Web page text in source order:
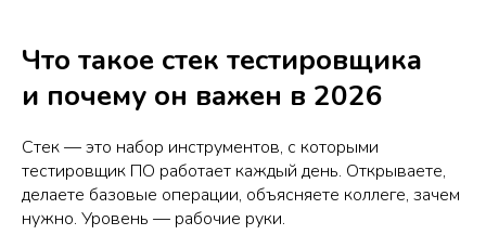
Что такое стек тестировщика
и почему он важен в 2026
Стек — это набор инструментов, с которыми
тестировщик ПО работает каждый день. Открываете,
делаете базовые операции, объясняете коллеге, зачем
нужно. Уровень — рабочие руки.